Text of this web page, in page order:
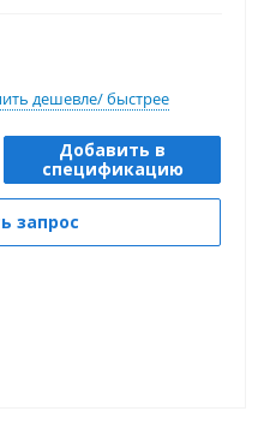
в качестве пром
дешевле/ быстрее
Добавить в
спецификацию
запрос